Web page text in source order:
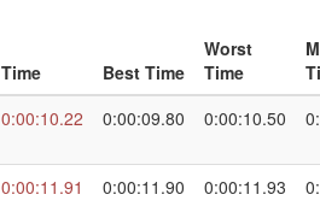
Time Best Time
Worst
Time
0:00:10.22 0:00:09.80 0:00:10.50
0:00:11.91 0:00:11.90 0:00:11.93